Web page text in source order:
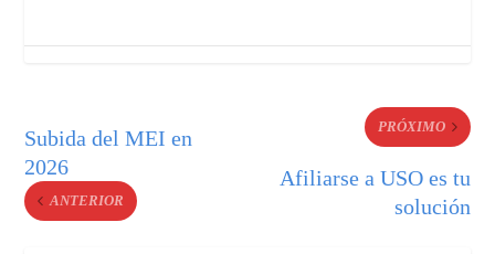
Subida del MEI en
2026
ANTERIOR
PRÓXIMO
Afiliarse a USO es tu
solución